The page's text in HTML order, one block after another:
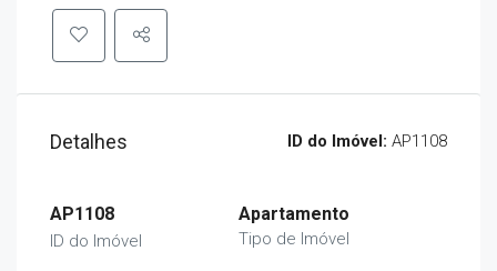
Detalhes ID do Imóvel: AP1108
AP1108
ID do Imóvel
Apartamento
Tipo de Imóvel